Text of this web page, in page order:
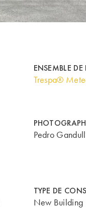
ENSEMBLE
Trespa®
Pedro
TYPE DE
New Building